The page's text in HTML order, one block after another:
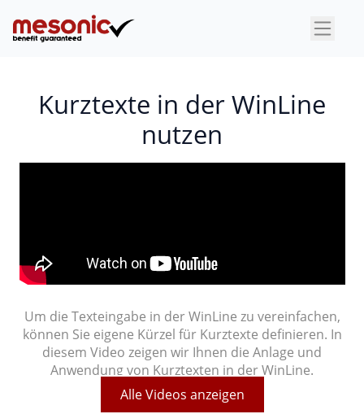
×
Kurztexte in der WinLine
nutzen
Um die Texteingabe in der WinLine zu vereinfachen,
können Sie eigene Kürzel für Kurztexte definieren. In
diesem Video zeigen wir Ihnen die Anlage und
Anwendung von Kurztexten in der WinLine.
Alle Videos anzeigen